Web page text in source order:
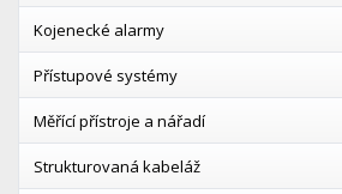
Kojenecké alarmy
Přístupové systémy
Měřící přístroje a nářadí
Strukturovaná kabeláž